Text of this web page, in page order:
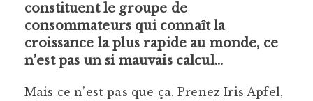
constituent le groupe de
consommateurs qui connaît la
croissance la plus rapide au monde, ce
n’est pas un si mauvais calcul…
Mais ce n’est pas que ça. Prenez Iris Apfel,